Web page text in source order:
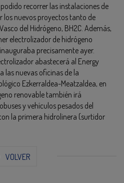
recorrer las instalaciones de
los nuevos proyectos tanto de
del Hidrógeno, BH2C. Además,
electrolizador de hidrógeno
precisamente ayer.
abastecerá al Energy
las nuevas oficinas de la
Ezkerraldea-Meatzaldea, en
renovable también irá
y vehículos pesados del
la primera hidrolinera (surtidor
VOLVER